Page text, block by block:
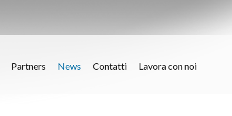
Partners News Contatti Lavora con noi